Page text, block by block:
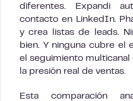
diferentes. Expandi
contacto en LinkedIn.
y crea listas de leads.
bien. Y ninguna cubre el
el seguimiento multicanal
la presión real de ventas.
Esta comparación